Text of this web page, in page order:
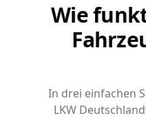
Wie
In drei einfachen
LKW